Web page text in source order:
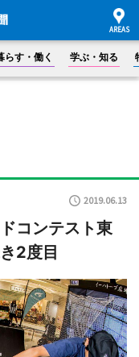
らす・働く 学ぶ・知る
2019.06.13
コンテスト東
2度目